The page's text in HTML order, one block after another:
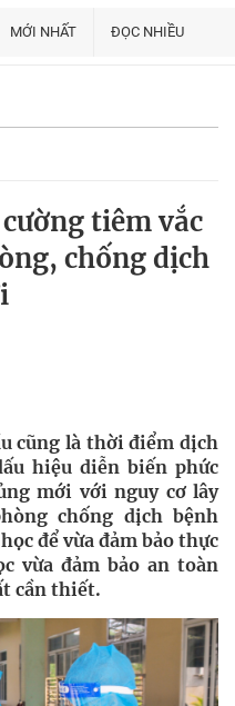
MỚI NHẤT ĐỌC NHIỀU
tiêm vắc
chống dịch
cũng là thời điểm dịch
hiệu diễn biến phức
mới với nguy cơ lây
chống dịch bệnh
để vừa đảm bảo thực
vừa đảm bảo an toàn
cần thiết.